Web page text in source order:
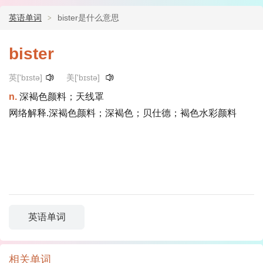
英语单词 bister是什么意思
bister
英['bɪstə] 美['bɪstə]
n. 深褐色颜料；天线罩
网络解释.深褐色颜料；深褐色；贝仕德；褐色水彩颜料
英语单词
相关单词